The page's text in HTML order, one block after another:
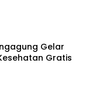
Gelar
Gratis